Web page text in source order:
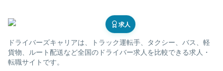
求人
ドライバーズキャリアは、トラック運転手、タクシー、バス、軽
貨物、ルート配送など全国のドライバー求人を比較できる求人・
転職サイトです。